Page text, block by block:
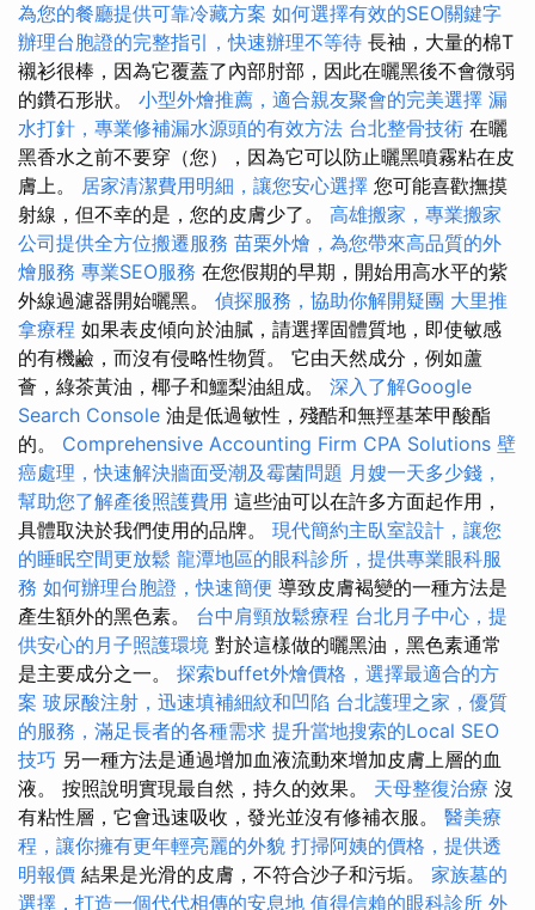
為您的餐廳提供可靠冷藏方案 如何選擇有效的SEO關鍵字
辦理台胞證的完整指引，快速辦理不等待 長袖，大量的棉T
襯衫很棒，因為它覆蓋了內部肘部，因此在曬黑後不會微弱
的鑽石形狀。 小型外燴推薦，適合親友聚會的完美選擇 漏
水打針，專業修補漏水源頭的有效方法 台北整骨技術 在曬
黑香水之前不要穿（您），因為它可以防止曬黑噴霧粘在皮
膚上。 居家清潔費用明細，讓您安心選擇 您可能喜歡撫摸
射線，但不幸的是，您的皮膚少了。 高雄搬家，專業搬家
公司提供全方位搬遷服務 苗栗外燴，為您帶來高品質的外
燴服務 專業SEO服務 在您假期的早期，開始用高水平的紫
外線過濾器開始曬黑。 偵探服務，協助你解開疑團 大里推
拿療程 如果表皮傾向於油膩，請選擇固體質地，即使敏感
的有機鹼，而沒有侵略性物質。 它由天然成分，例如蘆
薈，綠茶黃油，椰子和鱷梨油組成。 深入了解Google
Search Console 油是低過敏性，殘酷和無羥基苯甲酸酯
的。 Comprehensive Accounting Firm CPA Solutions 壁
癌處理，快速解決牆面受潮及霉菌問題 月嫂一天多少錢，
幫助您了解產後照護費用 這些油可以在許多方面起作用，
具體取決於我們使用的品牌。 現代簡約主臥室設計，讓您
的睡眠空間更放鬆 龍潭地區的眼科診所，提供專業眼科服
務 如何辦理台胞證，快速簡便 導致皮膚褐變的一種方法是
產生額外的黑色素。 台中肩頸放鬆療程 台北月子中心，提
供安心的月子照護環境 對於這樣做的曬黑油，黑色素通常
是主要成分之一。 探索buffet外燴價格，選擇最適合的方
案 玻尿酸注射，迅速填補細紋和凹陷 台北護理之家，優質
的服務，滿足長者的各種需求 提升當地搜索的Local SEO
技巧 另一種方法是通過增加血液流動來增加皮膚上層的血
液。 按照說明實現最自然，持久的效果。 天母整復治療 沒
有粘性層，它會迅速吸收，發光並沒有修補衣服。 醫美療
程，讓你擁有更年輕亮麗的外貌 打掃阿姨的價格，提供透
明報價 結果是光滑的皮膚，不符合沙子和污垢。 家族墓的
選擇，打造一個代代相傳的安息地 值得信賴的眼科診所 外